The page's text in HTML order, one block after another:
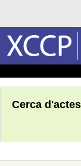
Cerca d'actes